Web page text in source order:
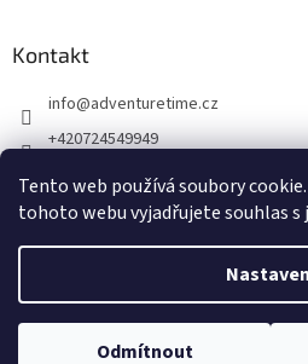
Tento web používá soubory
tohoto webu vyjadřujete souhlas s
Odmítnout
Kontakt
info@adventuretime.cz
+420724549949
+420606618099
Vytvořil
Copyright 2026Dremel-Bosch .